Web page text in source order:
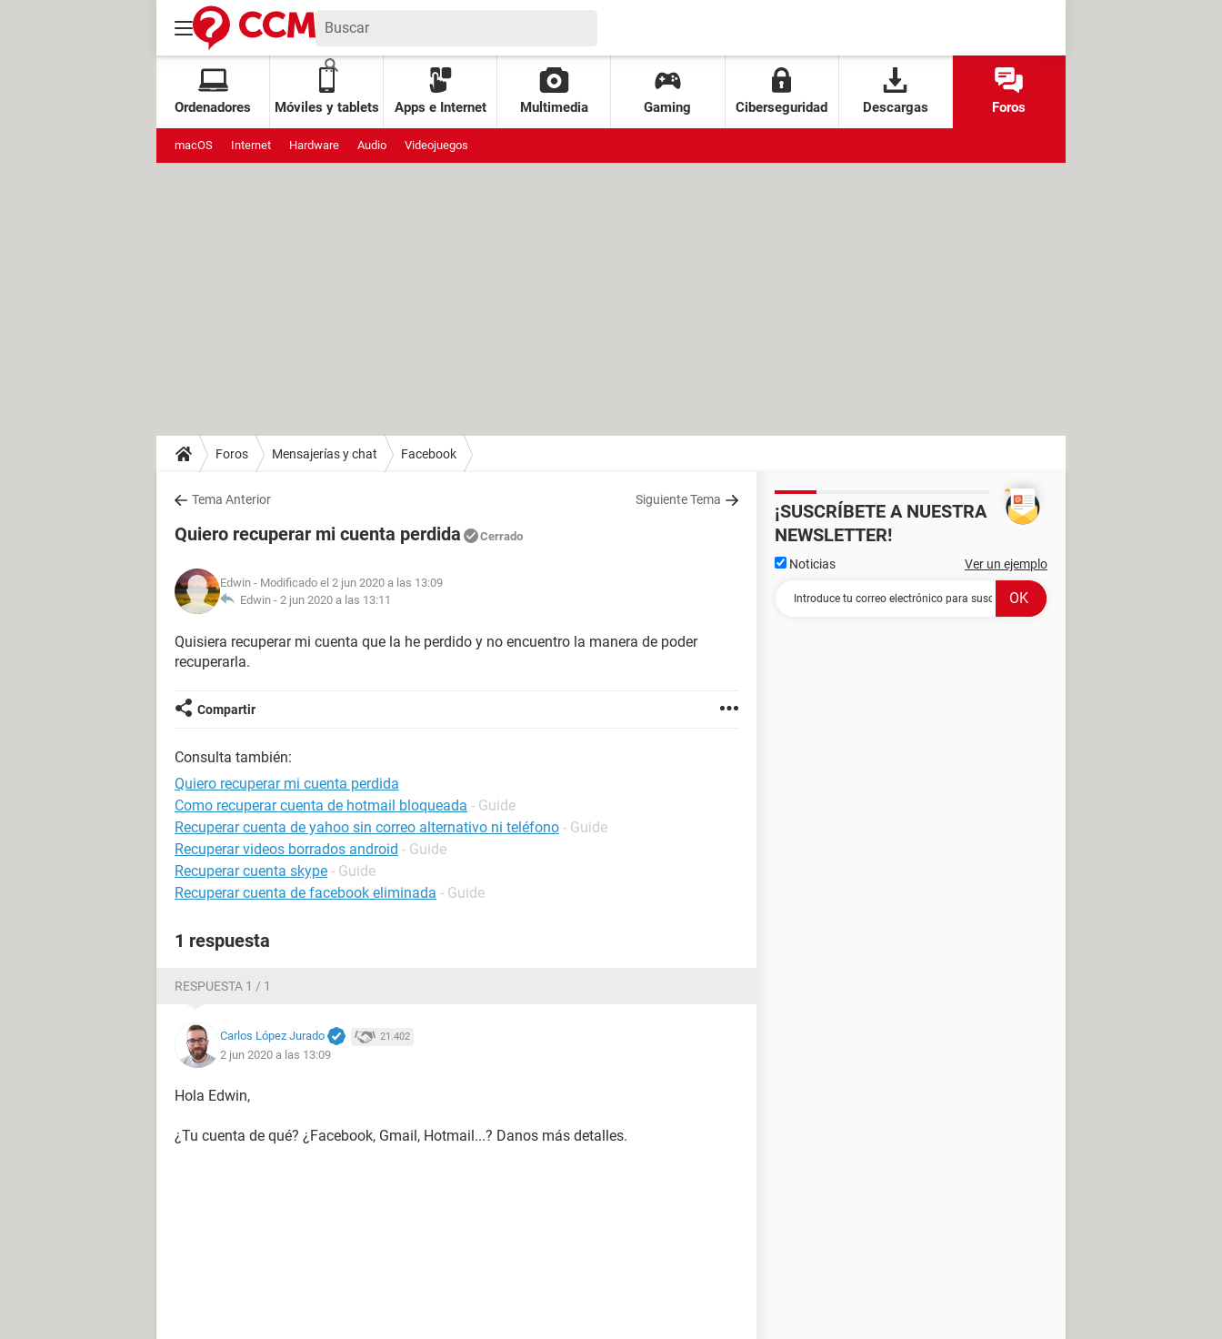
Ordenadores Móviles y tablets Apps e Internet Multimedia Gaming Ciberseguridad Descargas Foros
macOS Internet Hardware Audio Videojuegos
Foros Mensajerías y chat Facebook
Tema Anterior Siguiente Tema
Quiero recuperar mi cuenta perdida Cerrado
Edwin - Modificado el 2 jun 2020 a las 13:09
Edwin - 2 jun 2020 a las 13:11
Quisiera recuperar mi cuenta que la he perdido y no encuentro la manera de poder
recuperarla.
Compartir
Consulta también:
Quiero recuperar mi cuenta perdida
Como recuperar cuenta de hotmail bloqueada - Guide
Recuperar cuenta de yahoo sin correo alternativo ni teléfono - Guide
Recuperar videos borrados android - Guide
Recuperar cuenta skype - Guide
Recuperar cuenta de facebook eliminada - Guide
1 respuesta
RESPUESTA 1 / 1
Carlos López Jurado 21.402
2 jun 2020 a las 13:09
Hola Edwin,
¿Tu cuenta de qué? ¿Facebook, Gmail, Hotmail...? Danos más detalles.
¡SUSCRÍBETE A NUESTRA
NEWSLETTER!
Noticias Ver un ejemplo